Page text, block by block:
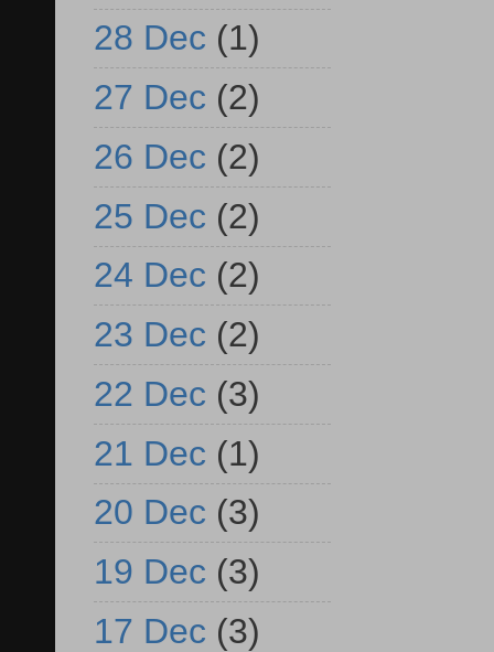
28 Dec (1)
27 Dec (2)
26 Dec (2)
25 Dec (2)
24 Dec (2)
23 Dec (2)
22 Dec (3)
21 Dec (1)
20 Dec (3)
19 Dec (3)
17 Dec (3)